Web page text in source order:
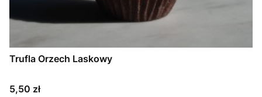
Trufla Orzech Laskowy
Cena
5,50 zł